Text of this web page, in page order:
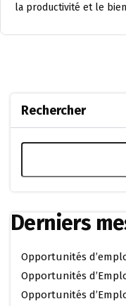
la productivité et le
Rechercher
Derniers
Opportunités
Opportunités
Opportunités